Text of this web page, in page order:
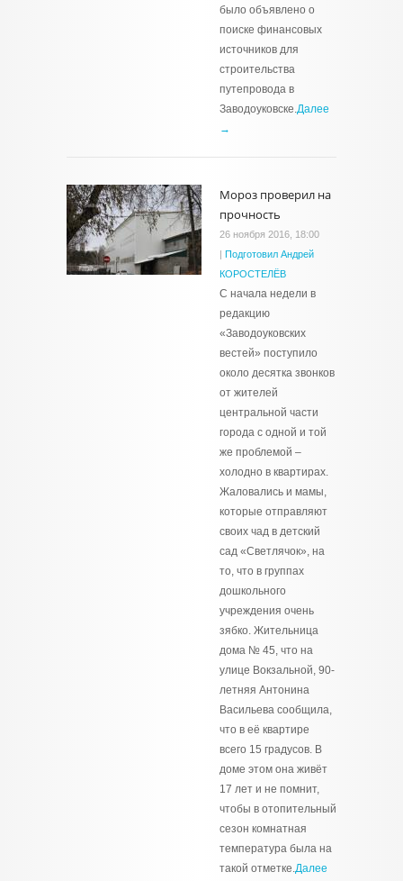
было объявлено о
поиске финансовых
источников для
строительства
путепровода в
Заводоуковске.Далее
→
Мороз проверил на
прочность
26 ноября 2016, 18:00
| Подготовил Андрей
КОРОСТЕЛЁВ
С начала недели в
редакцию
«Заводоуковских
вестей» поступило
около десятка звонков
от жителей
центральной части
города с одной и той
же проблемой –
холодно в квартирах.
Жаловались и мамы,
которые отправляют
своих чад в детский
сад «Светлячок», на
то, что в группах
дошкольного
учреждения очень
зябко. Жительница
дома № 45, что на
улице Вокзальной, 90-
летняя Антонина
Васильева сообщила,
что в её квартире
всего 15 градусов. В
доме этом она живёт
17 лет и не помнит,
чтобы в отопительный
сезон комнатная
температура была на
такой отметке.Далее